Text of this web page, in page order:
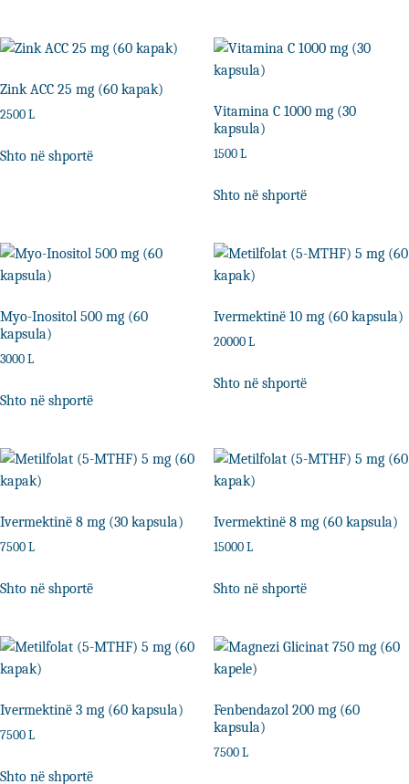
Zink ACC 25 mg (60 kapak)
2500 L
Shto në shportë
Vitamina C 1000 mg (30
kapsula)
1500 L
Shto në shportë
Myo-Inositol 500 mg (60
kapsula)
3000 L
Shto në shportë
Ivermektinë 10 mg (60 kapsula)
20000 L
Shto në shportë
Ivermektinë 8 mg (30 kapsula)
7500 L
Shto në shportë
Ivermektinë 8 mg (60 kapsula)
15000 L
Shto në shportë
Ivermektinë 3 mg (60 kapsula)
7500 L
Shto në shportë
Fenbendazol 200 mg (60
kapsula)
7500 L